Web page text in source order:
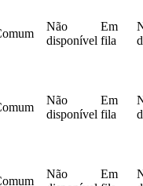
Não
disponível
Em
fila
Não
disponível
Em
fila
Não
Em